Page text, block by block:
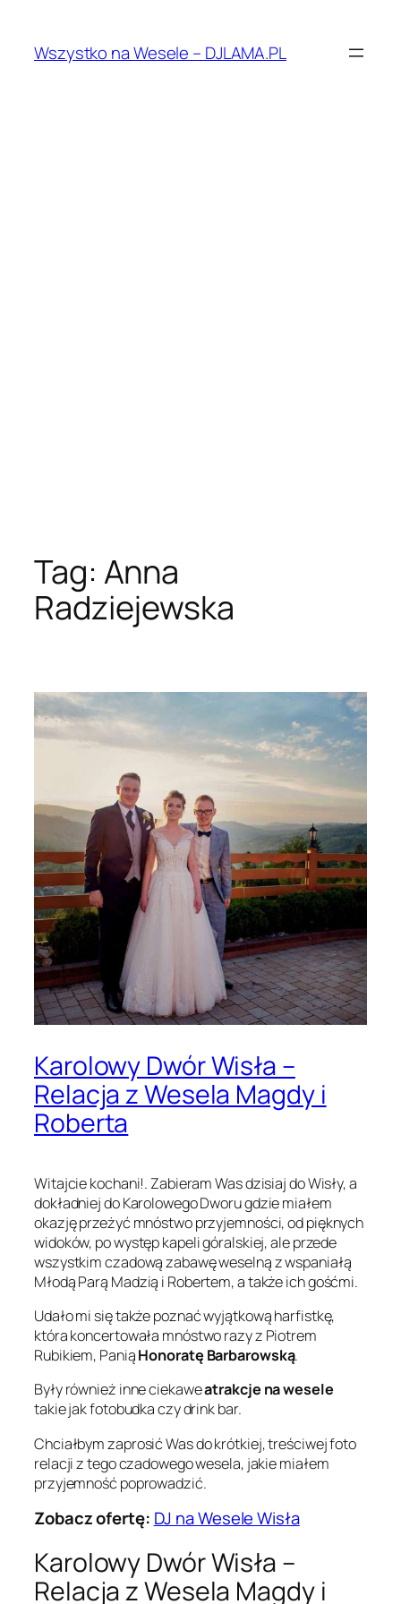
treściWszystko na Wesele – DJLAMA.PL
Tag: Anna
Radziejewska
Karolowy Dwór Wisła –
Relacja z Wesela Magdy i
Roberta
Witajcie kochani!. Zabieram Was dzisiaj do Wisły, a
dokładniej do Karolowego Dworu gdzie miałem
okazję przeżyć mnóstwo przyjemności, od pięknych
widoków, po występ kapeli góralskiej, ale przede
wszystkim czadową zabawę weselną z wspaniałą
Młodą Parą Madzią i Robertem, a także ich gośćmi.
Udało mi się także poznać wyjątkową harfistkę,
która koncertowała mnóstwo razy z Piotrem
Rubikiem, PaniąHonoratę Barbarowską.
Były również inne ciekaweatrakcje na wesele
takie jak fotobudka czy drink bar.
Chciałbym zaprosić Was do krótkiej, treściwej foto
relacji z tego czadowego wesela, jakie miałem
przyjemność poprowadzić.
Zobacz ofertę: DJ na Wesele Wisła
Karolowy Dwór Wisła –
Relacja z Wesela Magdy i